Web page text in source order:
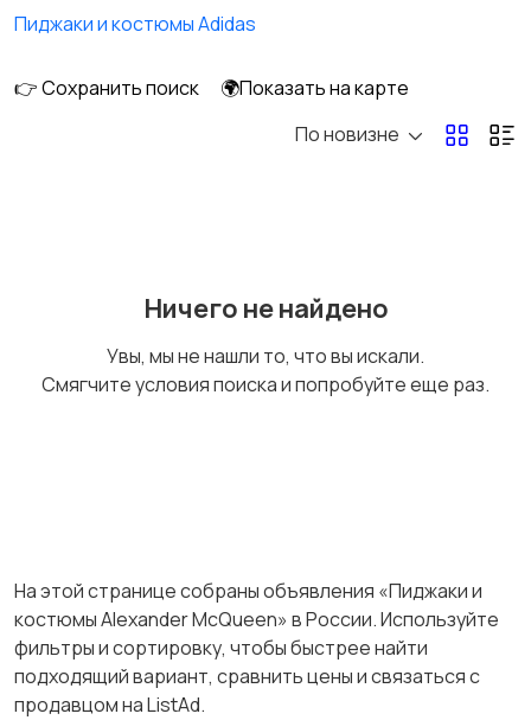
Комбинезоны
Пиджаки и костюмы
Другое
Пиджаки и костюмы Adidas
👉 Сохранить поиск
🌍Показать на карте
По новизне
Ничего не найдено
Увы, мы не нашли то, что вы искали.
Смягчите условия поиска и попробуйте еще раз.
На этой странице собраны объявления «Пиджаки и
костюмы Alexander McQueen» в России. Используйте
фильтры и сортировку, чтобы быстрее найти
подходящий вариант, сравнить цены и связаться с
продавцом на ListAd.